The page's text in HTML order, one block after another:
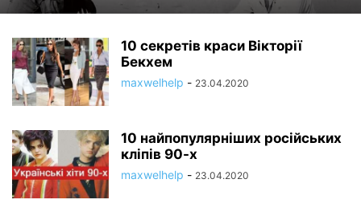
10 секретів краси Вікторії
Бекхем
maxwelhelp - 23.04.2020
10 найпопулярніших російських
кліпів 90-х
maxwelhelp - 23.04.2020